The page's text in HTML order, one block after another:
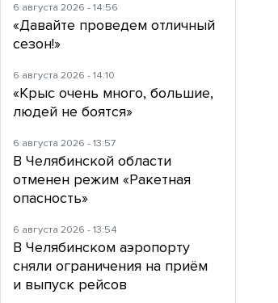
6 августа 2026 - 14:56
«Давайте проведем отличный
сезон!»
6 августа 2026 - 14:10
«Крыс очень много, большие,
людей не боятся»
6 августа 2026 - 13:57
В Челябинской области
отменен режим «Ракетная
опасность»
6 августа 2026 - 13:54
В Челябинском аэропорту
сняли ограничения на приём
и выпуск рейсов